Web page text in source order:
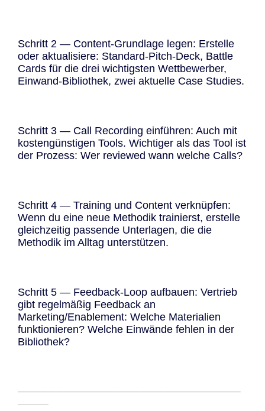
Schritt 2 — Content-Grundlage legen: Erstelle
oder aktualisiere: Standard-Pitch-Deck, Battle
Cards für die drei wichtigsten Wettbewerber,
Einwand-Bibliothek, zwei aktuelle Case Studies.
Schritt 3 — Call Recording einführen: Auch mit
kostengünstigen Tools. Wichtiger als das Tool ist
der Prozess: Wer reviewed wann welche Calls?
Schritt 4 — Training und Content verknüpfen:
Wenn du eine neue Methodik trainierst, erstelle
gleichzeitig passende Unterlagen, die die
Methodik im Alltag unterstützen.
Schritt 5 — Feedback-Loop aufbauen: Vertrieb
gibt regelmäßig Feedback an
Marketing/Enablement: Welche Materialien
funktionieren? Welche Einwände fehlen in der
Bibliothek?
─────────────────────────────
────